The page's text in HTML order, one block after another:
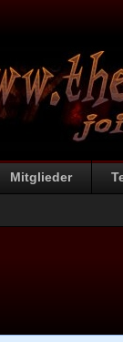
Mitglieder